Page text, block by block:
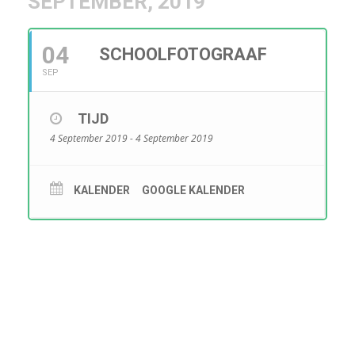
04
SEP
SCHOOLFOTOGRAAF
TIJD
4 September 2019 - 4 September 2019
KALENDER GOOGLE KALENDER